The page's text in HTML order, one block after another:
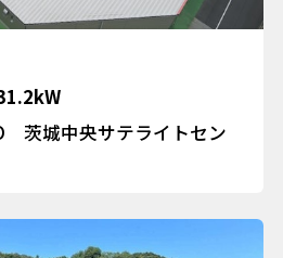
茨城中央サテライトセン